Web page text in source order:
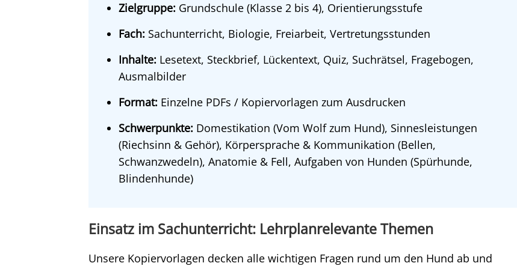
Zielgruppe: Grundschule (Klasse 2 bis 4), Orientierungsstufe
Fach: Sachunterricht, Biologie, Freiarbeit, Vertretungsstunden
Inhalte: Lesetext, Steckbrief, Lückentext, Quiz, Suchrätsel, Fragebogen,
Ausmalbilder
Format: Einzelne PDFs / Kopiervorlagen zum Ausdrucken
Schwerpunkte: Domestikation (Vom Wolf zum Hund), Sinnesleistungen
(Riechsinn & Gehör), Körpersprache & Kommunikation (Bellen,
Schwanzwedeln), Anatomie & Fell, Aufgaben von Hunden (Spürhunde,
Blindenhunde)
Einsatz im Sachunterricht: Lehrplanrelevante Themen
Unsere Kopiervorlagen decken alle wichtigen Fragen rund um den Hund ab und